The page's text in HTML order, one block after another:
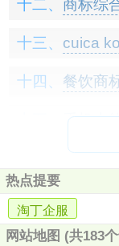
商标综
cuica
餐饮商
手机上
《商标
哪些国家？
品牌商
热点提要
淘丁企服
网站地图 (共183